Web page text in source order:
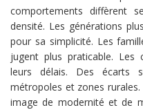
comportements diffèrent
densité. Les générations
pour sa simplicité. Les
jugent plus praticable.
leurs délais. Des écarts
métropoles et zones rurales.
image de modernité et de